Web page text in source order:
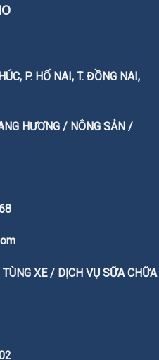
P. HỐ NAI, T. ĐỒNG NAI,
HƯƠNG / NÔNG SẢN /
XE / DỊCH VỤ SỮA CHỮA